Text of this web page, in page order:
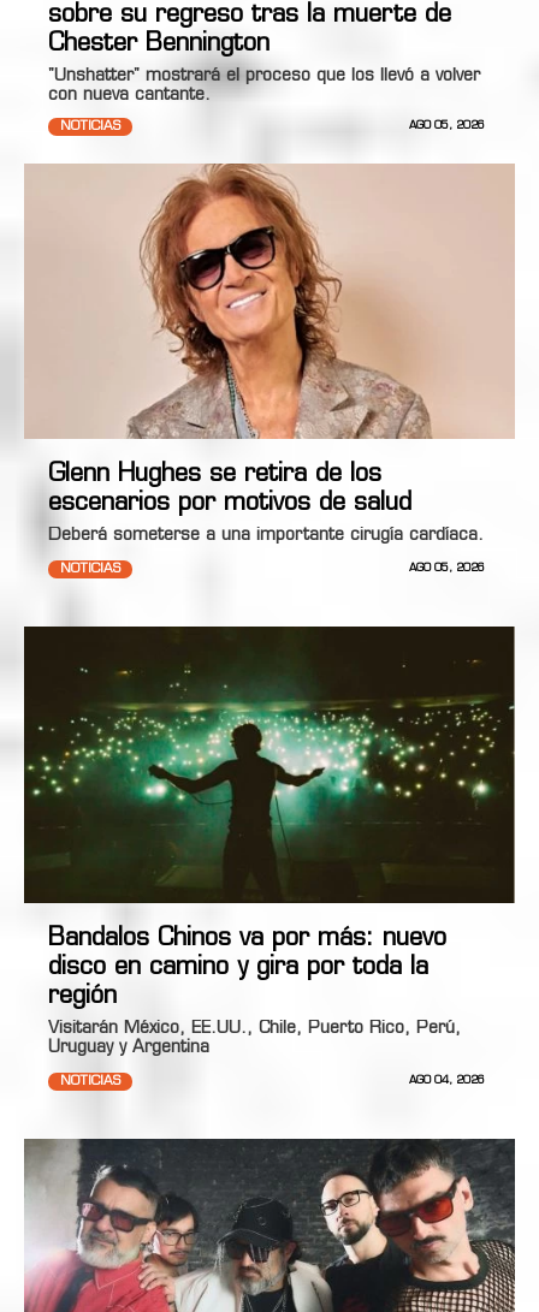
sobre su regreso tras la muerte de
Chester Bennington
"Unshatter" mostrará el proceso que los llevó a volver
con nueva cantante.
NOTICIAS AGO 05, 2026
Glenn Hughes se retira de los
escenarios por motivos de salud
Deberá someterse a una importante cirugía cardíaca.
NOTICIAS AGO 05, 2026
Bandalos Chinos va por más: nuevo
disco en camino y gira por toda la
región
Visitarán México, EE.UU., Chile, Puerto Rico, Perú,
Uruguay y Argentina
NOTICIAS AGO 04, 2026